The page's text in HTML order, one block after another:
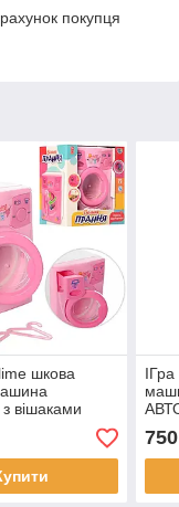
покупця
шкова
вішаками
750